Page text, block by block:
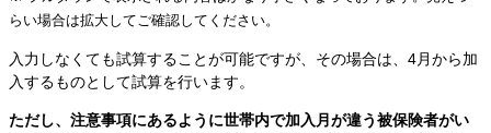
らい場合は拡大してご確認してください。
入力しなくても試算することが可能ですが、その場合は、4月から加
入するものとして試算を行います。
ただし、注意事項にあるように世帯内で加入月が違う被保険者がい